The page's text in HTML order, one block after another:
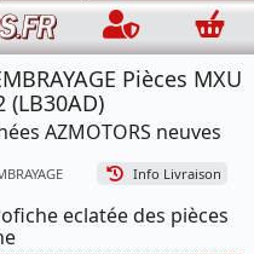
Connection
Pièces MXU
(LB30AD)
AZMOTORS neuves
Info Livraison
eclatée des pièces